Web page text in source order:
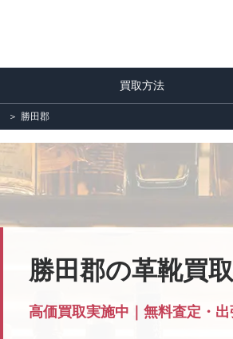
買取方法
＞ 勝田郡
勝田郡の革靴買
高価買取実施中｜無料査定・